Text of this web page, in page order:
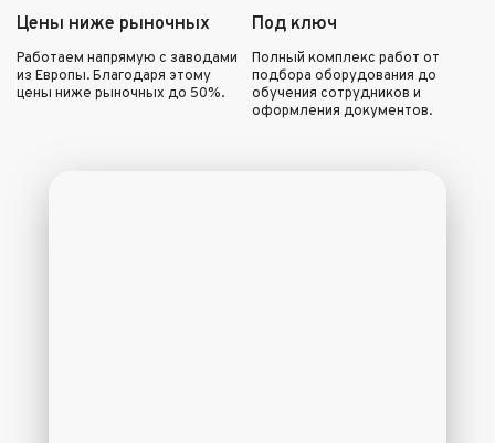
Цены ниже рыночных
Работаем напрямую с заводами
из Европы. Благодаря этому
цены ниже рыночных до 50%.
Под ключ
Полный комплекс работ от
подбора оборудования до
обучения сотрудников и
оформления документов.